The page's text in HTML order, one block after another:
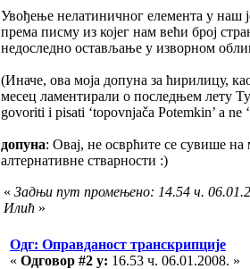
Увођење нелатиничног елемента у наш
према писму из којег нам већи број
недоследно остављање у изворном
(Иначе, ова моја допуна за ћирилицу,
месец ламентирали о последњем лету
govoriti i pisati ‘topovnjača Potemkin’ a ne
допуна: Овај, не осврћите се сувише
алтернативне стварности :)
« Задњи пут промењено: 14.54 ч.
Илић »
Одг: Оправданост транскрипције
« Одговор #2 у: 16.53 ч. 06.01.2008. »